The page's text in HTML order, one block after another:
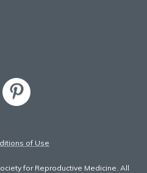
of Use
for Reproductive Medicine. All